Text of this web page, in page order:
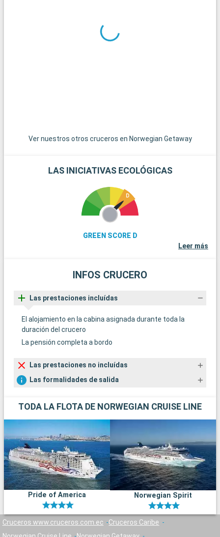
Ver nuestros otros cruceros en Norwegian Getaway
LAS INICIATIVAS ECOLÓGICAS
GREEN SCORE D
Leer más
INFOS CRUCERO
Las prestaciones incluídas
El alojamiento en la cabina asignada durante toda la
duración del crucero
La pensión completa a bordo
Las prestaciones no incluídas
Las formalidades de salida
TODA LA FLOTA DE NORWEGIAN CRUISE LINE
Pride of America Norwegian Spirit
Cruceros www.cruceros.com.ec
Cruceros Caribe